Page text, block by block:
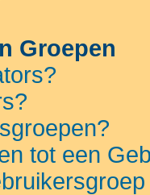
Groepen
tot een